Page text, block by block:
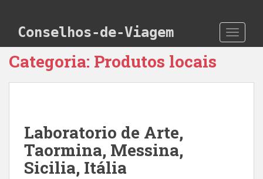
Conselhos-de-Viagem
Categoria: Produtos locais
Laboratorio de Arte,
Taormina, Messina,
Sicilia, Itália